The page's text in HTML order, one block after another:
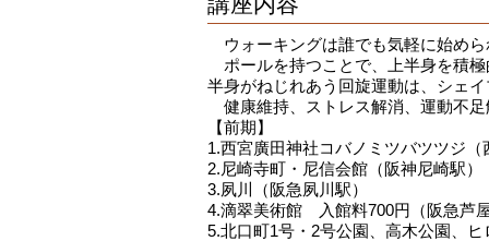
ウォーキングは誰でも気軽に始め
ポールを持つことで、上半身を積
半身がねじれあう回旋運動は、シェ
健康維持、ストレス解消、運動不
【前期】
1.西宮廣田神社コバノミツバツツジ（
2.尼崎寺町・尼信会館（阪神尼崎駅）
3.夙川（阪急夙川駅）
4.滴翠美術館 入館料700円（阪急芦
5.北口町1号・2号公園、高木公園、